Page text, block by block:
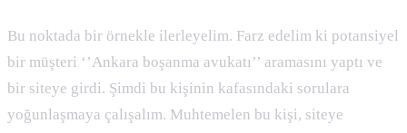
Bu noktada bir örnekle ilerleyelim. Farz edelim ki potansiyel
bir müşteri ‘’Ankara boşanma avukatı’’ aramasını yaptı ve
bir siteye girdi. Şimdi bu kişinin kafasındaki sorulara
yoğunlaşmaya çalışalım. Muhtemelen bu kişi, siteye